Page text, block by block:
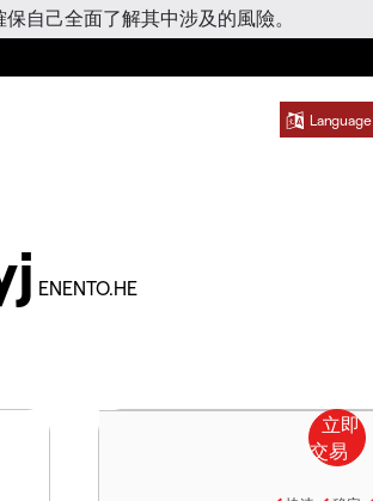
自己全面了解其中涉及的風險。
Language
ENENTO.HE